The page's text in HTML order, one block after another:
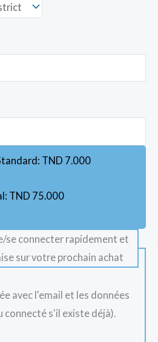
TND 7.000
TND 75.000
se connecter rapidement et
sur votre prochain achat
avec l'email et les données
connecté s'il existe déjà).